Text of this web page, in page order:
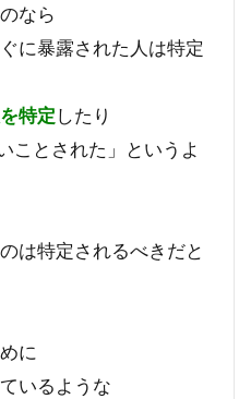
なら
に暴露された人は特定
特定したり
ことされた」というよ
は特定されるべきだと
に
いるような